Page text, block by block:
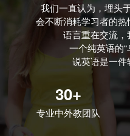
我们一直认为，埋头
会不断消耗学习者的热
语言重在交流
一个纯英语的
说英语是一
30+
专业中外教团队